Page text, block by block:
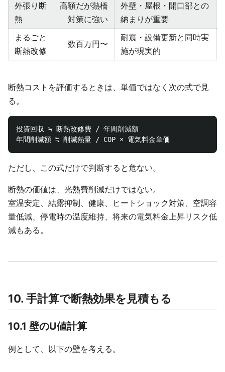
外張り断
熱
高額だが熱橋
対策に強い
外壁・屋根・開口部との
納まりが重要
まるごと
断熱改修
数百万円〜
耐震・設備更新と同時実
施が現実的
断熱コストを評価するときは、単価ではなく次の式で見
る。
投資回収 ≒ 断熱改修費 / 年間削減額
ただし、この式だけで判断すると危ない。
断熱の価値は、光熱費削減だけではない。
室温安定、結露抑制、健康、ヒートショック対策、空調容
量低減、停電時の温度維持、将来の電気料金上昇リスク低
減もある。
10. 手計算で断熱効果を見積もる
10.1 壁のU値計算
例として、以下の壁を考える。